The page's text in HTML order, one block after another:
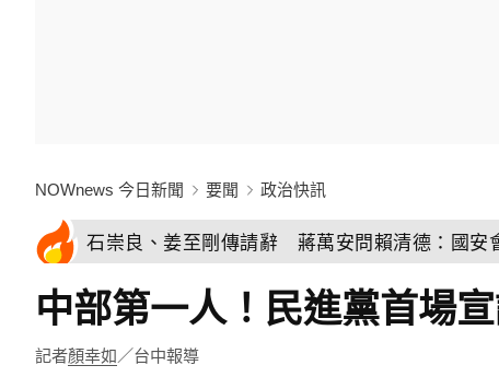
NOWnews 今日新聞 要聞 政治快訊
石崇良、姜至剛傳請辭 蔣萬安問賴清德：國安
中部第一人！民進黨首場
記者顏幸如／台中報導